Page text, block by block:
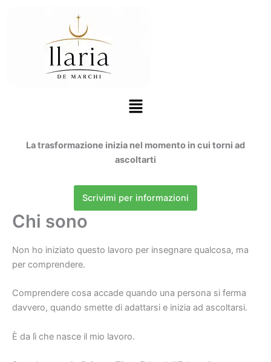
Menu
La trasformazione inizia nel momento in cui torni ad
ascoltarti
Scrivimi per informazioni
Chi sono
Non ho iniziato questo lavoro per insegnare qualcosa, ma
per comprendere.
Comprendere cosa accade quando una persona si ferma
davvero, quando smette di adattarsi e inizia ad ascoltarsi.
È da lì che nasce il mio lavoro.